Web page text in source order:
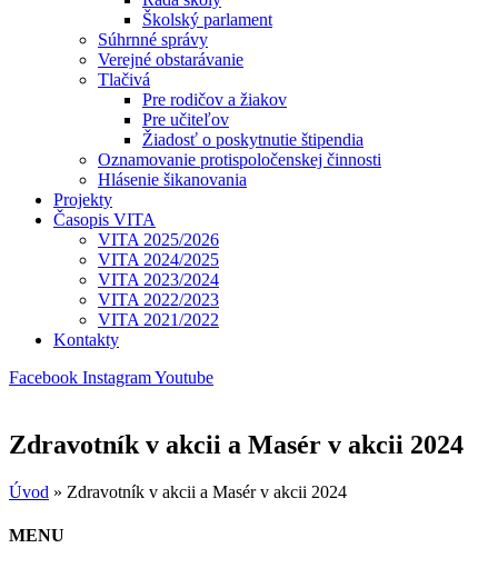
Školský parlament
Súhrnné správy
Verejné obstarávanie
Tlačivá
Pre rodičov a žiakov
Pre učiteľov
Žiadosť o poskytnutie štipendia
Oznamovanie protispoločenskej činnosti
Hlásenie šikanovania
Projekty
Časopis VITA
VITA 2025/2026
VITA 2024/2025
VITA 2023/2024
VITA 2022/2023
VITA 2021/2022
Kontakty
Facebook InstagramYoutube
Zdravotník v akcii a Masér v akcii 2024
Úvod » Zdravotník v akcii a Masér v akcii 2024
MENU